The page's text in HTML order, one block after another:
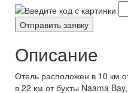
Описание
Отель расположен в 10 км
в 22 км от бухты Naama